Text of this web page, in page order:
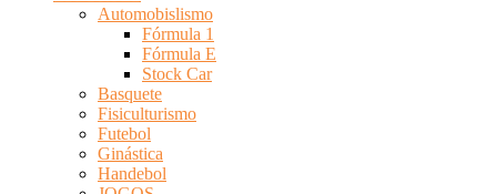
Automobislismo
Fórmula 1
Fórmula E
Stock Car
Basquete
Fisiculturismo
Futebol
Ginástica
Handebol